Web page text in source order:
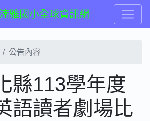
雅國小全球資訊網
公告內容
縣113學年度
語讀者劇場比